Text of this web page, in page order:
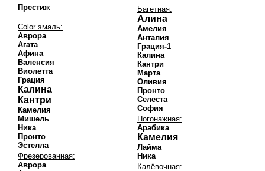
Престиж
Color эмаль:
Аврора
Агата
Афина
Валенсия
Виолетта
Грация
Калина
Кантри
Камелия
Мишель
Ника
Пронто
Эстелла
Фрезерованная:
Аврора
Багетная:
Алина
Амелия
Анталия
Грация-1
Калина
Кантри
Марта
Оливия
Пронто
Селеста
София
Погонажная:
Арабика
Камелия
Лайма
Ника
Калёвочная: